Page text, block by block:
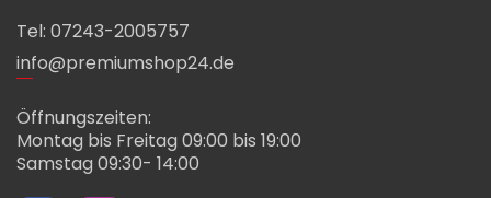
Tel: 07243-2005757
info@premiumshop24.de
Öffnungszeiten:
Montag bis Freitag 09:00 bis 19:00
Samstag 09:30- 14:00